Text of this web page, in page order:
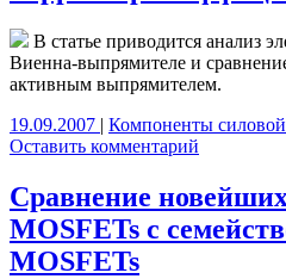
В статье приводится анализ
Виенна-выпрямителе и
активным выпрямителем.
19.09.2007
Компоненты
Оставить комментарий
Сравнение
MOSFETs с
MOSFETs